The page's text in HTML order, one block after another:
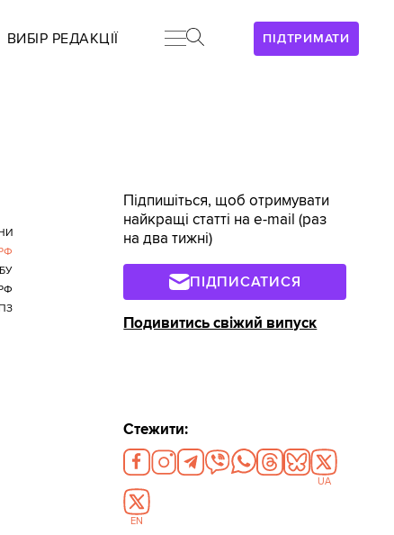
ПІДТРИМАТИ
ВИБІР РЕДАКЦІЇ
Підпишіться, щоб отримувати
найкращі статті на e-mail (раз
на два тижні)
ПІДПИСАТИСЯ
Подивитись свіжий випуск
Стежити:
UA
EN